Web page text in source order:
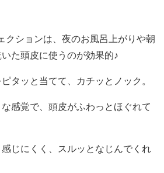
クションは、夜のお風呂上がりや朝
た頭皮に使うのが効果的♪
タッと当てて、カチッとノック。
感覚で、頭皮がふわっとほぐれて
じにくく、スルッとなじんでくれ